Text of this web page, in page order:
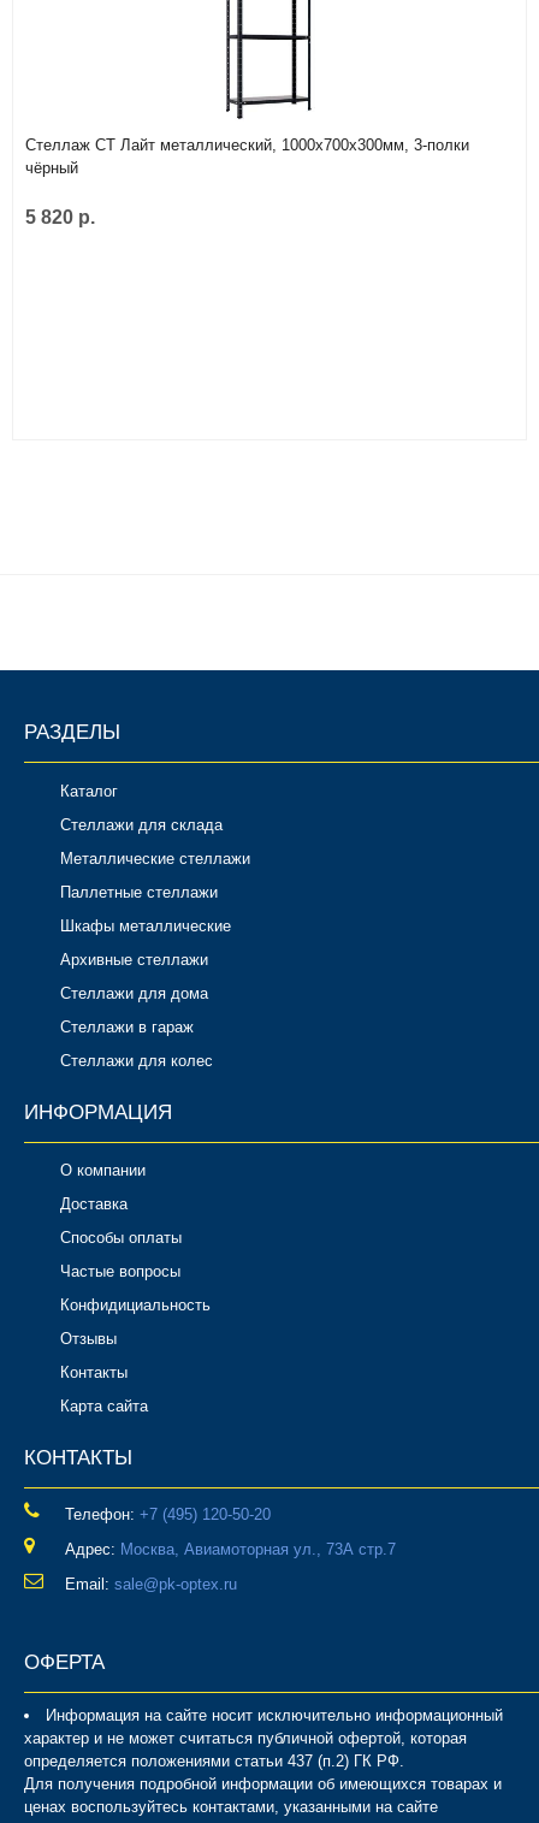
Стеллаж СТ Лайт металлический, 1000х700х300мм, 3-полки
чёрный
5 820 р.
РАЗДЕЛЫ
Каталог
Стеллажи для склада
Металлические стеллажи
Паллетные стеллажи
Шкафы металлические
Архивные стеллажи
Стеллажи для дома
Стеллажи в гараж
Стеллажи для колес
ИНФОРМАЦИЯ
О компании
Доставка
Способы оплаты
Частые вопросы
Конфидициальность
Отзывы
Контакты
Карта сайта
КОНТАКТЫ
Телефон: ‎+7 (495) 120-50-20
Адрес: Москва, Авиамоторная ул., 73А стр.7
Email: sale@pk-optex.ru
ОФЕРТА
Информация на сайте носит исключительно информационный
характер и не может считаться публичной офертой, которая
определяется положениями статьи 437 (п.2) ГК РФ.
Для получения подробной информации об имеющихся товарах и
ценах воспользуйтесь контактами, указанными на сайте